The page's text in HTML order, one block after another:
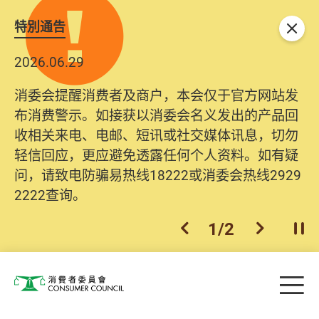
特別通告
2026.06.29
消委会提醒消费者及商户，本会仅于官方网站发
布消费警示。如接获以消委会名义发出的产品回
收相关来电、电邮、短讯或社交媒体讯息，切勿
轻信回应，更应避免透露任何个人资料。如有疑
问，请致电防骗易热线18222或消委会热线2929
2222查询。
上一个
1/2 下一个开
关闭
消费者委员会 目